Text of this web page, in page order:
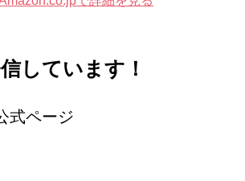
しています！
式ページ